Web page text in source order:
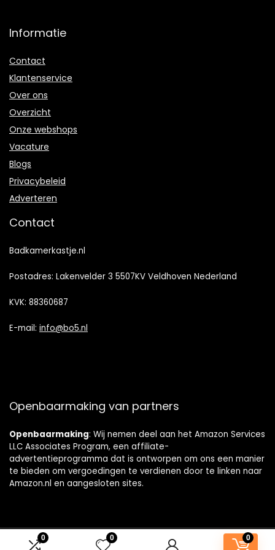
0 0 0
Informatie
Contact
Klantenservice
Over ons
Overzicht
Onze webshops
Vacature
Blogs
Privacybeleid
Adverteren
Contact
Badkamerkastje.nl
Postadres: Lakenvelder 3 5507KV Veldhoven Nederland
KVK: 88360687
E-mail: info@bo5.nl
Openbaarmaking van partners
Openbaarmaking: Wij nemen deel aan het Amazon Services
LLC Associates Program, een affiliate-
advertentieprogramma dat is ontworpen om ons een manier
te bieden om vergoedingen te verdienen door te linken naar
Amazon.nl en aangesloten sites.
© badkamerkastjes.nl. Alle rechten voorbehouden.